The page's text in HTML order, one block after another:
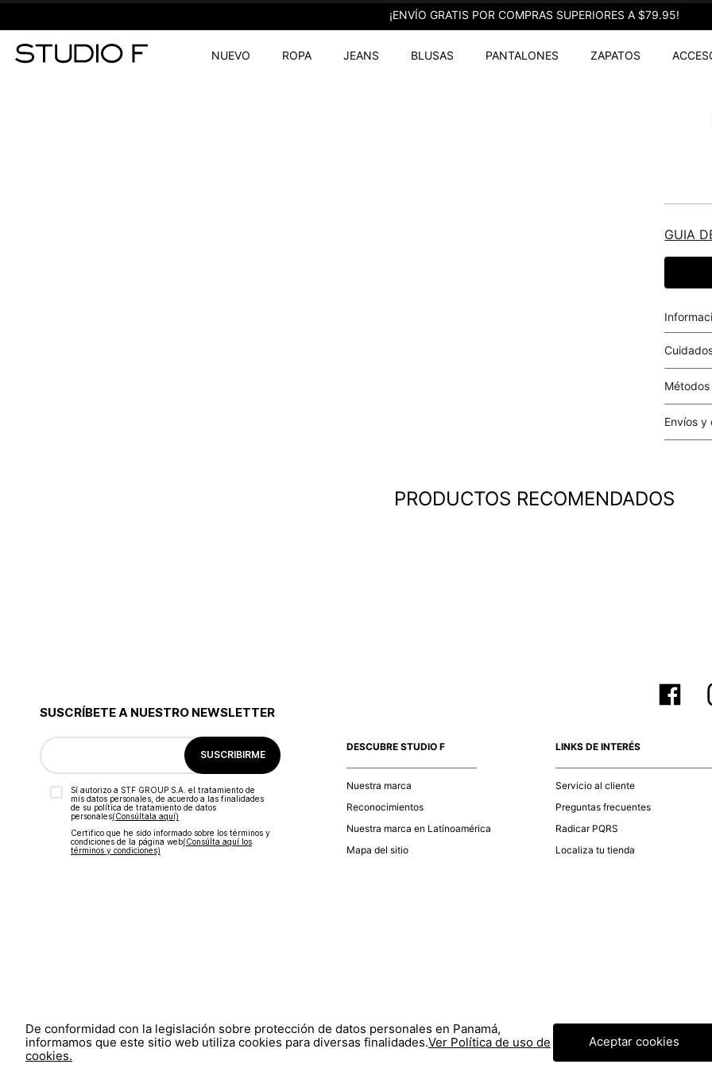
¡ENVÍO GRATIS POR COMPRAS SUPERIORES A $79.95!
NUEVO ROPA JEANS BLUSAS PANTALONES ZAPATOS
GUIA
Tarjetas
Envíos y
análisis
tu
PRODUCTOS RECOMENDADOS
SUSCRÍBETE A NUESTRO NEWSLETTER
SUSCRIBIRME
Sí autorizo a STF GROUP S.A. el tratamiento de
mis datos personales, de acuerdo a las finalidades
de su política de tratamiento de datos
personales‎(Consúltala aquí)
Certifico que he sido informado sobre los términos y
condiciones de la página web‎(Consúlta aquí los
términos y condiciones)
DESCUBRE STUDIO F
Nuestra marca
Reconocimientos
Nuestra marca en Latinoamérica
Mapa del sitio
LINKS DE INTERÉS
Servicio al cliente
Preguntas frecuentes
Radicar PQRS
Localiza tu tienda
© COPYRIGHT 2020 STF GROUP S.A. TODOS LOS DERECHOS RESERVADOS.
De conformidad con la legislación sobre protección de datos personales en Panamá,
informamos que este sitio web utiliza cookies para diversas finalidades.Ver Política de uso de
cookies.
Aceptar cookies